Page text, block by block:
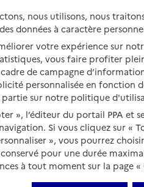
d'accueil temporaire
son logement
domicile avec une
ou un handicap
vie à domicile
Vivre en
Autres
nous utilisons, nous
données à caractère
votre expérience sur
vous faire profiter
de campagne
personnalisée en fonction
partie sur notre politique
», l’éditeur du portail PPA et
Si vous cliquez sur «
», vous pourrez
pour une durée
à tout moment sur la page «